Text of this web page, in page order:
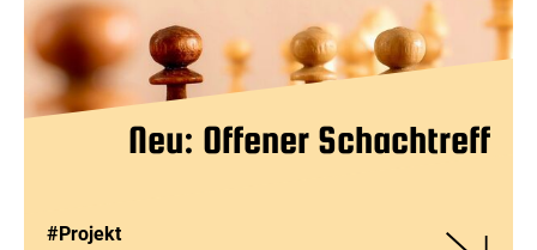
Neu: Offener Schachtreff
#Projekt